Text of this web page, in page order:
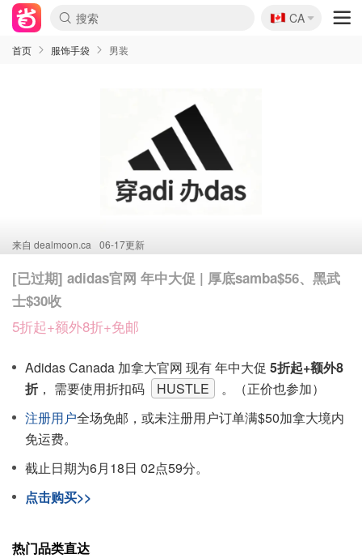
🇨🇦
CA
首页 服饰手袋 男装
来自 dealmoon.ca 06-17更新
[已过期] adidas官网 年中大促 | 厚底samba$56、黑武
士$30收
5折起+额外8折+免邮
Adidas Canada 加拿大官网 现有 年中大促 5折起+额外8
折 ， 需要使用折扣码 HUSTLE
。（正价也参加）
注册用户全场免邮，或未注册用户订单满$50加拿大境内
免运费。
截止日期为6月18日 02点59分。
点击购买>>
热门品类直达